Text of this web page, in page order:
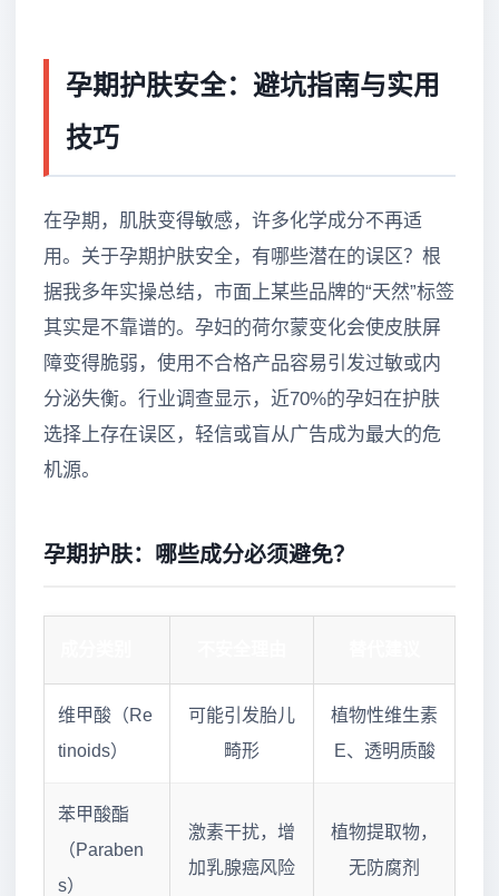
孕期护肤安全：避坑指南与实用
技巧
在孕期，肌肤变得敏感，许多化学成分不再适
用。关于孕期护肤安全，有哪些潜在的误区？根
据我多年实操总结，市面上某些品牌的“天然”标签
其实是不靠谱的。孕妇的荷尔蒙变化会使皮肤屏
障变得脆弱，使用不合格产品容易引发过敏或内
分泌失衡。行业调查显示，近70%的孕妇在护肤
选择上存在误区，轻信或盲从广告成为最大的危
机源。
孕期护肤：哪些成分必须避免？
维甲酸（Re
tinoids）
可能引发胎儿
畸形
植物性维生素
E、透明质酸
苯甲酸酯
（Paraben
s）
激素干扰，增
加乳腺癌风险
植物提取物，
无防腐剂